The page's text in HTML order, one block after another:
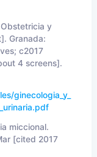
y
Granada:
c2017
4 screens].
ginecologia_y_
miccional.
[cited 2017